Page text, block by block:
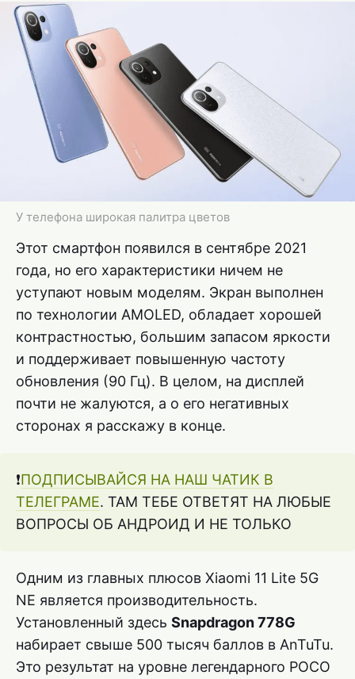
У телефона широкая палитра цветов
Этот смартфон появился в сентябре 2021
года, но его характеристики ничем не
уступают новым моделям. Экран выполнен
по технологии AMOLED, обладает хорошей
контрастностью, большим запасом яркости
и поддерживает повышенную частоту
обновления (90 Гц). В целом, на дисплей
почти не жалуются, а о его негативных
сторонах я расскажу в конце.
❗️ПОДПИСЫВАЙСЯ НА НАШ ЧАТИК В
ТЕЛЕГРАМЕ. ТАМ ТЕБЕ ОТВЕТЯТ НА ЛЮБЫЕ
ВОПРОСЫ ОБ АНДРОИД И НЕ ТОЛЬКО
Одним из главных плюсов Xiaomi 11 Lite 5G
NE является производительность.
Установленный здесь Snapdragon 778G
набирает свыше 500 тысяч баллов в AnTuTu.
Это результат на уровне легендарного POCO